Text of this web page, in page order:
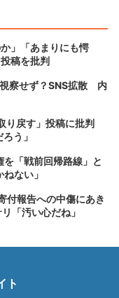
」「あまりにも愕
稿を批判
察せず？SNS拡散 内
り戻す」投稿に批判
う」
「戦前回帰路線」と
ない」
報告への中傷にあき
「汚い心だね」
ト